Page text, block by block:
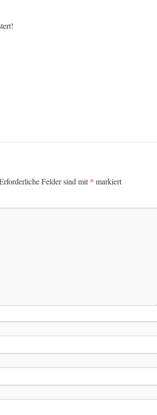
Felder sind mit* markiert